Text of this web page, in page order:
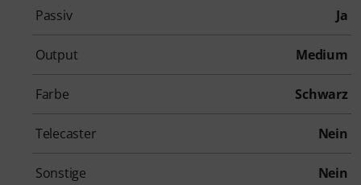
Passiv Ja
Output Medium
Farbe Schwarz
Telecaster Nein
Sonstige Nein